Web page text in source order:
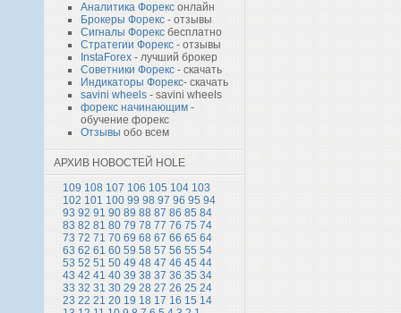
Аналитика Форекс онлайн
Брокеры Форекс - отзывы
Сигналы Форекс бесплатно
Стратегии Форекс - отзывы
InstaForex - лучший брокер
Советники Форекс - скачать
Индикаторы Форекс- скачать
savini wheels - savini wheels
форекс начинающим -
обучение форекс
Отзывы обо всем
АРХИВ НОВОСТЕЙ HOLE
109 108 107 106 105 104 103
102 101 100 99 98 97 96 95 94
93 92 91 90 89 88 87 86 85 84
83 82 81 80 79 78 77 76 75 74
73 72 71 70 69 68 67 66 65 64
63 62 61 60 59 58 57 56 55 54
53 52 51 50 49 48 47 46 45 44
43 42 41 40 39 38 37 36 35 34
33 32 31 30 29 28 27 26 25 24
23 22 21 20 19 18 17 16 15 14